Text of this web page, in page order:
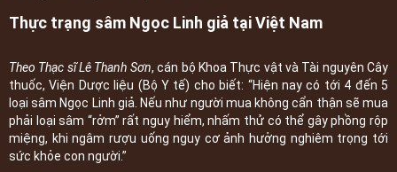
Thực trạng sâm Ngọc Linh giả tại Việt Nam
Theo Thạc sĩ Lê Thanh Sơn, cán bộ Khoa Thực vật và Tài nguyên Cây
thuốc, Viện Dược liệu (Bộ Y tế) cho biết: “Hiện nay có tới 4 đến 5
loại sâm Ngọc Linh giả. Nếu như người mua không cẩn thận sẽ mua
phải loại sâm “rởm” rất nguy hiểm, nhấm thử có thể gây phồng rộp
miệng, khi ngâm rượu uống nguy cơ ảnh hưởng nghiêm trọng tới
sức khỏe con người.”